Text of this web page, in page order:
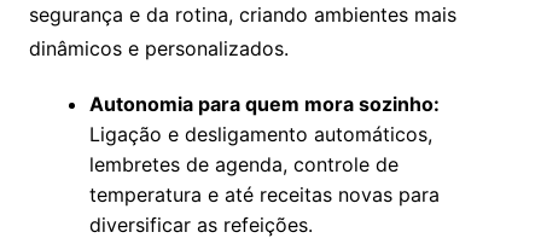
segurança e da rotina, criando ambientes mais
dinâmicos e personalizados.
Autonomia para quem mora sozinho:
Ligação e desligamento automáticos,
lembretes de agenda, controle de
temperatura e até receitas novas para
diversificar as refeições.